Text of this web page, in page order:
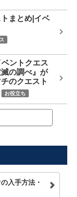
まとめ|イベ
ントクエス
の調べ』が
のクエスト
お役立ち
入手方法・